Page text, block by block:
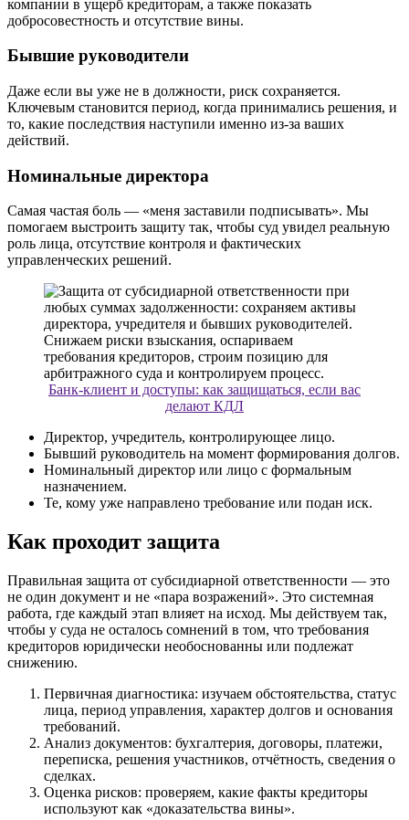
компании в ущерб кредиторам, а также показать
добросовестность и отсутствие вины.
Бывшие руководители
Даже если вы уже не в должности, риск сохраняется.
Ключевым становится период, когда принимались решения, и
то, какие последствия наступили именно из-за ваших
действий.
Номинальные директора
Самая частая боль — «меня заставили подписывать». Мы
помогаем выстроить защиту так, чтобы суд увидел реальную
роль лица, отсутствие контроля и фактических
управленческих решений.
Банк-клиент и доступы: как защищаться, если вас
делают КДЛ
Директор, учредитель, контролирующее лицо.
Бывший руководитель на момент формирования долгов.
Номинальный директор или лицо с формальным
назначением.
Те, кому уже направлено требование или подан иск.
Как проходит защита
Правильная защита от субсидиарной ответственности — это
не один документ и не «пара возражений». Это системная
работа, где каждый этап влияет на исход. Мы действуем так,
чтобы у суда не осталось сомнений в том, что требования
кредиторов юридически необоснованны или подлежат
снижению.
Первичная диагностика: изучаем обстоятельства, статус
лица, период управления, характер долгов и основания
требований.
Анализ документов: бухгалтерия, договоры, платежи,
переписка, решения участников, отчётность, сведения о
сделках.
Оценка рисков: проверяем, какие факты кредиторы
используют как «доказательства вины».